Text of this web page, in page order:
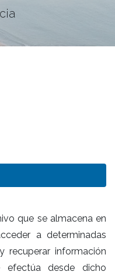
que se almacena en
a determinadas
recuperar información
desde dicho